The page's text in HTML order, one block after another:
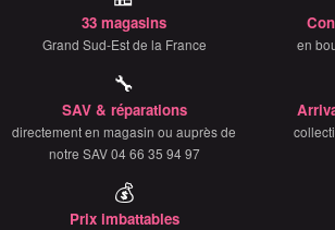
33 magasins
Grand Sud-Est de la France en
🔧
SAV & réparations
directement en magasin ou auprès de
notre SAV 04 66 35 94 97
💰
Prix imbattables